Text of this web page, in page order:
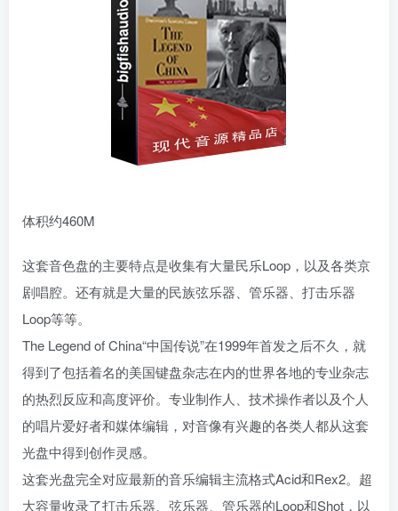
体积约460M
这套音色盘的主要特点是收集有大量民乐Loop，以及各类京
剧唱腔。还有就是大量的民族弦乐器、管乐器、打击乐器
Loop等等。
The Legend of China“中国传说”在1999年首发之后不久，就
得到了包括着名的美国键盘杂志在内的世界各地的专业杂志
的热烈反应和高度评价。专业制作人、技术操作者以及个人
的唱片爱好者和媒体编辑，对音像有兴趣的各类人都从这套
光盘中得到创作灵感。
这套光盘完全对应最新的音乐编辑主流格式Acid和Rex2。超
大容量收录了打击乐器、弦乐器、管乐器的Loop和Shot，以